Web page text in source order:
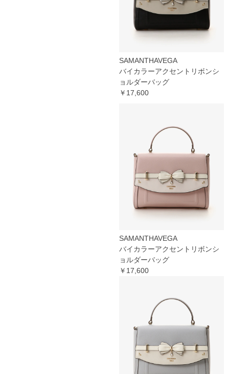
SAMANTHAVEGA
バイカラーアクセントリボンシ
ョルダーバッグ
￥17,600
SAMANTHAVEGA
バイカラーアクセントリボンシ
ョルダーバッグ
￥17,600